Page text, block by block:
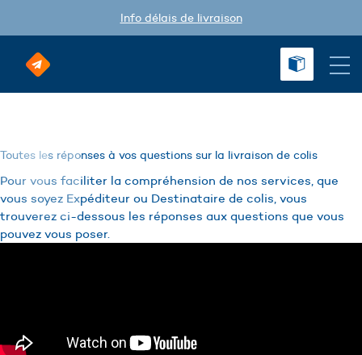
Info délais de livraison
Toutes les réponses à vos questions sur la livraison de colis
Pour vous faciliter la compréhension de nos services, que
vous soyez Expéditeur ou Destinataire de colis, vous
trouverez ci-dessous les réponses aux questions que vous
pouvez vous poser.